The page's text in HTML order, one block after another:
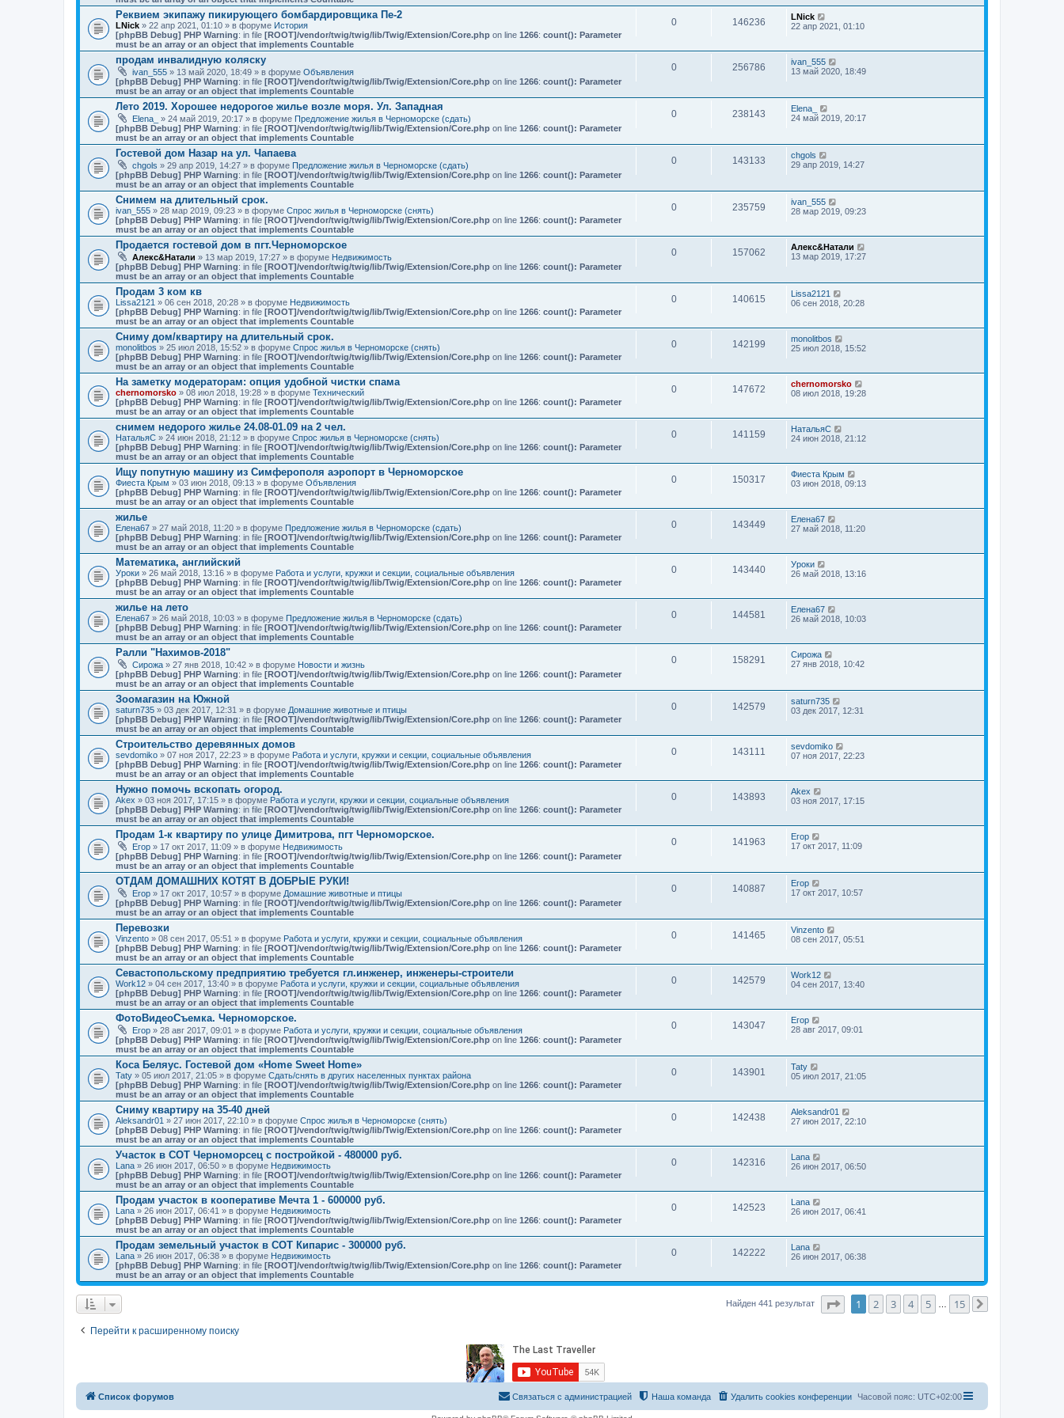
Реквием экипажу пикирующего бомбардировщика Пе-2
LNick » 22 апр 2021, 01:10 » в форуме История
[phpBB Debug] PHP Warning: in file [ROOT]/vendor/twig/twig/lib/Twig/Extension/Core.php on line 1266: count(): Parameter
must be an array or an object that implements Countable
0 146236
LNick
22 апр 2021, 01:10
продам инвалидную коляску
ivan_555 » 13 май 2020, 18:49 » в форуме Объявления
[phpBB Debug] PHP Warning: in file [ROOT]/vendor/twig/twig/lib/Twig/Extension/Core.php on line 1266: count(): Parameter
must be an array or an object that implements Countable
0 256786
ivan_555
13 май 2020, 18:49
Лето 2019. Хорошее недорогое жилье возле моря. Ул. Западная
Elena_ » 24 май 2019, 20:17 » в форуме Предложение жилья в Черноморске (сдать)
[phpBB Debug] PHP Warning: in file [ROOT]/vendor/twig/twig/lib/Twig/Extension/Core.php on line 1266: count(): Parameter
must be an array or an object that implements Countable
0 238143
Elena_
24 май 2019, 20:17
Гостевой дом Назар на ул. Чапаева
chgols » 29 апр 2019, 14:27 » в форуме Предложение жилья в Черноморске (сдать)
[phpBB Debug] PHP Warning: in file [ROOT]/vendor/twig/twig/lib/Twig/Extension/Core.php on line 1266: count(): Parameter
must be an array or an object that implements Countable
0 143133
chgols
29 апр 2019, 14:27
Снимем на длительный срок.
ivan_555 » 28 мар 2019, 09:23 » в форуме Спрос жилья в Черноморске (снять)
[phpBB Debug] PHP Warning: in file [ROOT]/vendor/twig/twig/lib/Twig/Extension/Core.php on line 1266: count(): Parameter
must be an array or an object that implements Countable
0 235759
ivan_555
28 мар 2019, 09:23
Продается гостевой дом в пгт.Черноморское
Алекс&Натали » 13 мар 2019, 17:27 » в форуме Недвижимость
[phpBB Debug] PHP Warning: in file [ROOT]/vendor/twig/twig/lib/Twig/Extension/Core.php on line 1266: count(): Parameter
must be an array or an object that implements Countable
0 157062
Алекс&Натали
13 мар 2019, 17:27
Продам 3 ком кв
Lissa2121 » 06 сен 2018, 20:28 » в форуме Недвижимость
[phpBB Debug] PHP Warning: in file [ROOT]/vendor/twig/twig/lib/Twig/Extension/Core.php on line 1266: count(): Parameter
must be an array or an object that implements Countable
0 140615
Lissa2121
06 сен 2018, 20:28
Сниму дом/квартиру на длительный срок.
monolitbos » 25 июл 2018, 15:52 » в форуме Спрос жилья в Черноморске (снять)
[phpBB Debug] PHP Warning: in file [ROOT]/vendor/twig/twig/lib/Twig/Extension/Core.php on line 1266: count(): Parameter
must be an array or an object that implements Countable
0 142199
monolitbos
25 июл 2018, 15:52
На заметку модераторам: опция удобной чистки спама
chernomorsko » 08 июл 2018, 19:28 » в форуме Технический
[phpBB Debug] PHP Warning: in file [ROOT]/vendor/twig/twig/lib/Twig/Extension/Core.php on line 1266: count(): Parameter
must be an array or an object that implements Countable
0 147672
chernomorsko
08 июл 2018, 19:28
снимем недорого жилье 24.08-01.09 на 2 чел.
НатальяС » 24 июн 2018, 21:12 » в форуме Спрос жилья в Черноморске (снять)
[phpBB Debug] PHP Warning: in file [ROOT]/vendor/twig/twig/lib/Twig/Extension/Core.php on line 1266: count(): Parameter
must be an array or an object that implements Countable
0 141159
НатальяС
24 июн 2018, 21:12
Ищу попутную машину из Симферополя аэропорт в Черноморское
Фиеста Крым » 03 июн 2018, 09:13 » в форуме Объявления
[phpBB Debug] PHP Warning: in file [ROOT]/vendor/twig/twig/lib/Twig/Extension/Core.php on line 1266: count(): Parameter
must be an array or an object that implements Countable
0 150317
Фиеста Крым
03 июн 2018, 09:13
жилье
Елена67 » 27 май 2018, 11:20 » в форуме Предложение жилья в Черноморске (сдать)
[phpBB Debug] PHP Warning: in file [ROOT]/vendor/twig/twig/lib/Twig/Extension/Core.php on line 1266: count(): Parameter
must be an array or an object that implements Countable
0 143449
Елена67
27 май 2018, 11:20
Математика, английский
Уроки » 26 май 2018, 13:16 » в форуме Работа и услуги, кружки и секции, социальные объявления
[phpBB Debug] PHP Warning: in file [ROOT]/vendor/twig/twig/lib/Twig/Extension/Core.php on line 1266: count(): Parameter
must be an array or an object that implements Countable
0 143440
Уроки
26 май 2018, 13:16
жилье на лето
Елена67 » 26 май 2018, 10:03 » в форуме Предложение жилья в Черноморске (сдать)
[phpBB Debug] PHP Warning: in file [ROOT]/vendor/twig/twig/lib/Twig/Extension/Core.php on line 1266: count(): Parameter
must be an array or an object that implements Countable
0 144581
Елена67
26 май 2018, 10:03
Ралли "Нахимов-2018"
Сирожа » 27 янв 2018, 10:42 » в форуме Новости и жизнь
[phpBB Debug] PHP Warning: in file [ROOT]/vendor/twig/twig/lib/Twig/Extension/Core.php on line 1266: count(): Parameter
must be an array or an object that implements Countable
0 158291
Сирожа
27 янв 2018, 10:42
Зоомагазин на Южной
saturn735 » 03 дек 2017, 12:31 » в форуме Домашние животные и птицы
[phpBB Debug] PHP Warning: in file [ROOT]/vendor/twig/twig/lib/Twig/Extension/Core.php on line 1266: count(): Parameter
must be an array or an object that implements Countable
0 142579
saturn735
03 дек 2017, 12:31
Строительство деревянных домов
sevdomiko » 07 ноя 2017, 22:23 » в форуме Работа и услуги, кружки и секции, социальные объявления
[phpBB Debug] PHP Warning: in file [ROOT]/vendor/twig/twig/lib/Twig/Extension/Core.php on line 1266: count(): Parameter
must be an array or an object that implements Countable
0 143111
sevdomiko
07 ноя 2017, 22:23
Нужно помочь вскопать огород.
Akex » 03 ноя 2017, 17:15 » в форуме Работа и услуги, кружки и секции, социальные объявления
[phpBB Debug] PHP Warning: in file [ROOT]/vendor/twig/twig/lib/Twig/Extension/Core.php on line 1266: count(): Parameter
must be an array or an object that implements Countable
0 143893
Akex
03 ноя 2017, 17:15
Продам 1-к квартиру по улице Димитрова, пгт Черноморское.
Егор » 17 окт 2017, 11:09 » в форуме Недвижимость
[phpBB Debug] PHP Warning: in file [ROOT]/vendor/twig/twig/lib/Twig/Extension/Core.php on line 1266: count(): Parameter
must be an array or an object that implements Countable
0 141963
Егор
17 окт 2017, 11:09
ОТДАМ ДОМАШНИХ КОТЯТ В ДОБРЫЕ РУКИ!
Егор » 17 окт 2017, 10:57 » в форуме Домашние животные и птицы
[phpBB Debug] PHP Warning: in file [ROOT]/vendor/twig/twig/lib/Twig/Extension/Core.php on line 1266: count(): Parameter
must be an array or an object that implements Countable
0 140887
Егор
17 окт 2017, 10:57
Перевозки
Vinzento » 08 сен 2017, 05:51 » в форуме Работа и услуги, кружки и секции, социальные объявления
[phpBB Debug] PHP Warning: in file [ROOT]/vendor/twig/twig/lib/Twig/Extension/Core.php on line 1266: count(): Parameter
must be an array or an object that implements Countable
0 141465
Vinzento
08 сен 2017, 05:51
Севастопольскому предприятию требуется гл.инженер, инженеры-строители
Work12 » 04 сен 2017, 13:40 » в форуме Работа и услуги, кружки и секции, социальные объявления
[phpBB Debug] PHP Warning: in file [ROOT]/vendor/twig/twig/lib/Twig/Extension/Core.php on line 1266: count(): Parameter
must be an array or an object that implements Countable
0 142579
Work12
04 сен 2017, 13:40
ФотоВидеоСъемка. Черноморское.
Егор » 28 авг 2017, 09:01 » в форуме Работа и услуги, кружки и секции, социальные объявления
[phpBB Debug] PHP Warning: in file [ROOT]/vendor/twig/twig/lib/Twig/Extension/Core.php on line 1266: count(): Parameter
must be an array or an object that implements Countable
0 143047
Егор
28 авг 2017, 09:01
Коса Беляус. Гостевой дом «Home Sweet Home»
Taty » 05 июл 2017, 21:05 » в форуме Сдать/снять в других населенных пунктах района
[phpBB Debug] PHP Warning: in file [ROOT]/vendor/twig/twig/lib/Twig/Extension/Core.php on line 1266: count(): Parameter
must be an array or an object that implements Countable
0 143901
Taty
05 июл 2017, 21:05
Сниму квартиру на 35-40 дней
Aleksandr01 » 27 июн 2017, 22:10 » в форуме Спрос жилья в Черноморске (снять)
[phpBB Debug] PHP Warning: in file [ROOT]/vendor/twig/twig/lib/Twig/Extension/Core.php on line 1266: count(): Parameter
must be an array or an object that implements Countable
0 142438
Aleksandr01
27 июн 2017, 22:10
Участок в СОТ Черноморсец с постройкой - 480000 руб.
Lana » 26 июн 2017, 06:50 » в форуме Недвижимость
[phpBB Debug] PHP Warning: in file [ROOT]/vendor/twig/twig/lib/Twig/Extension/Core.php on line 1266: count(): Parameter
must be an array or an object that implements Countable
0 142316
Lana
26 июн 2017, 06:50
Продам участок в кооперативе Мечта 1 - 600000 руб.
Lana » 26 июн 2017, 06:41 » в форуме Недвижимость
[phpBB Debug] PHP Warning: in file [ROOT]/vendor/twig/twig/lib/Twig/Extension/Core.php on line 1266: count(): Parameter
must be an array or an object that implements Countable
0 142523
Lana
26 июн 2017, 06:41
Продам земельный участок в СОТ Кипарис - 300000 руб.
Lana » 26 июн 2017, 06:38 » в форуме Недвижимость
[phpBB Debug] PHP Warning: in file [ROOT]/vendor/twig/twig/lib/Twig/Extension/Core.php on line 1266: count(): Parameter
must be an array or an object that implements Countable
0 142222
Lana
26 июн 2017, 06:38
Найден 441 результат Страница 1 из15
1 2 3 4 5 15
Перейти к расширенному поиску
Список форумов Часовой пояс: UTC+02:00
Удалить cookies конференции
Наша команда
Связаться с администрацией